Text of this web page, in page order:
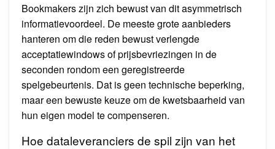
Bookmakers zijn zich bewust van dit asymmetrisch
informatievoordeel. De meeste grote aanbieders
hanteren om die reden bewust verlengde
acceptatiewindows of prijsbevriezingen in de
seconden rondom een geregistreerde
spelgebeurtenis. Dat is geen technische beperking,
maar een bewuste keuze om de kwetsbaarheid van
hun eigen model te compenseren.
Hoe dataleveranciers de spil zijn van het